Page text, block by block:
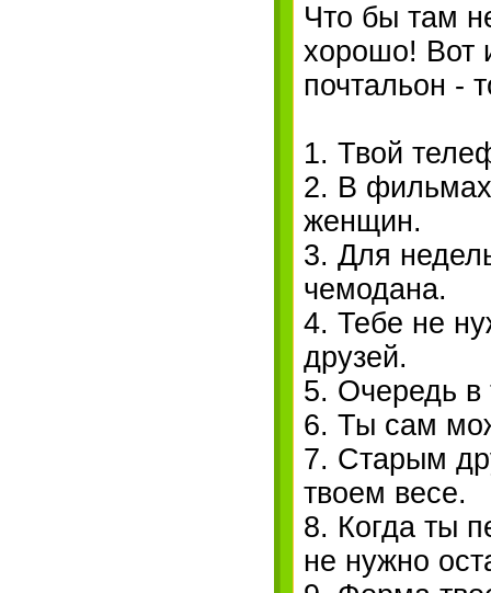
Что бы там
хорошо! Вот
почтальон -
1. Твой
2. В
женщин.
3. Для
чемодана.
4. Тебе не
друзей.
5. Очередь в
6. Ты сам
7. Старым
твоем весе.
8. Когда ты
не нужно